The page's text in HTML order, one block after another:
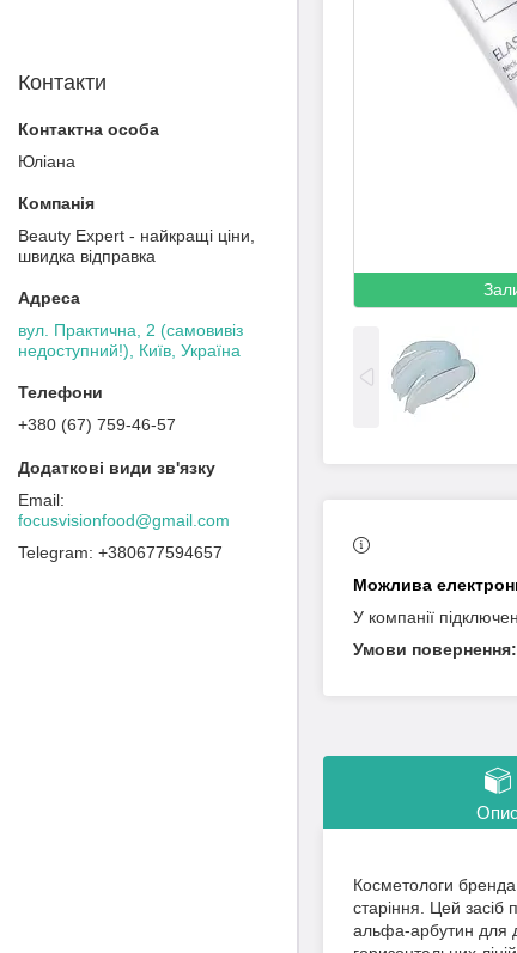
У компанії
Опис
Косметологи
старіння. Цей
альфа-арбутин для
Контакти
Юліана
Beauty Expert - найкращі ціни,
швидка відправка
вул. Практична, 2 (самовивіз
недоступний!), Київ, Україна
+380 (67) 759-46-57
focusvisionfood@gmail.com
+380677594657